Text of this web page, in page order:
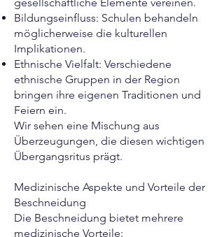
Bildungseinfluss: Schulen behandeln
möglicherweise die kulturellen
Implikationen.
Ethnische Vielfalt: Verschiedene
ethnische Gruppen in der Region
bringen ihre eigenen Traditionen und
Feiern ein.
Wir sehen eine Mischung aus
Überzeugungen, die diesen wichtigen
Übergangsritus prägt.
Medizinische Aspekte und Vorteile der
Beschneidung
Die Beschneidung bietet mehrere
medizinische Vorteile: